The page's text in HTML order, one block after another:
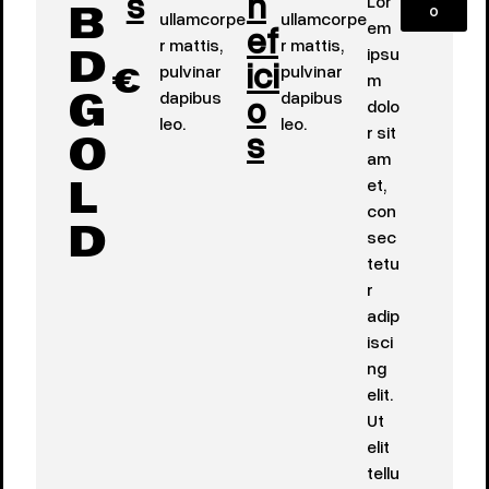
B
D
G
O
L
D
€
ullamcorpe
r mattis,
pulvinar
dapibus
leo.
ef
ici
o
s
ullamcorpe
r mattis,
pulvinar
dapibus
leo.
em
ipsu
m
dolo
r sit
am
et,
con
sec
tetu
r
adip
isci
ng
elit.
Ut
elit
tellu
o